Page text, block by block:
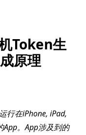
Token生
原理
行在iPhone, iPad,
App。App涉及到的